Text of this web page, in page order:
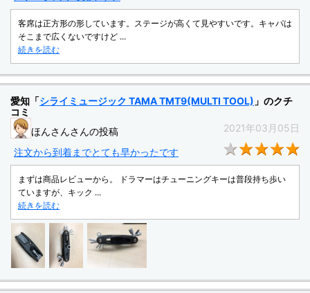
客席は正方形の形しています。ステージが高くて見やすいです。キャパは
そこまで広くないですけど ...
続きを読む
愛知「シライミュージック TAMA TMT9(MULTI TOOL) 」のクチ
コミ
ほんさんさんの投稿
2021年03月05日
注文から到着までとても早かったです
まずは商品レビューから。 ドラマーはチューニングキーは普段持ち歩い
ていますが、キック ...
続きを読む